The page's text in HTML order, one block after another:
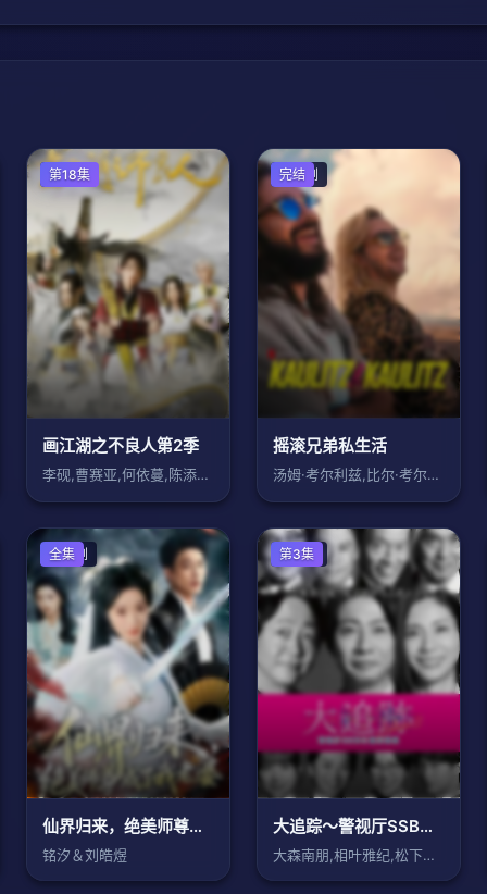
国产剧
第18集
画江湖之不良人第2季
李砚,曹赛亚,何依蔓,陈添祥,周微微
欧美剧
完结
摇滚兄弟私生活
汤姆·考尔利兹,比尔·考尔利兹
国产剧
全集
仙界归来，绝美师尊成了我老婆
铭汐＆刘皓煜
日本剧
第3集
大追踪〜警视厅SSBC强行犯系〜 第二季
大森南朋,相叶雅纪,松下奈绪